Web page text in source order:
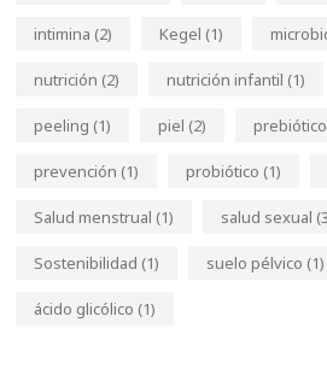
intimina (2) Kegel (1)
nutrición (2) nutrición infantil (1)
peeling (1) piel (2) prebiótico
prevención (1) probiótico (1)
Salud menstrual (1) salud sexual
Sostenibilidad (1) suelo pélvico (1)
ácido glicólico (1)